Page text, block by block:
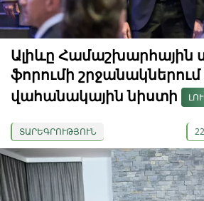
Ալիևը
ֆորումի
վահանակային նիստի
ՏԱՐԵԳՐՈՒԹՅՈՒՆ